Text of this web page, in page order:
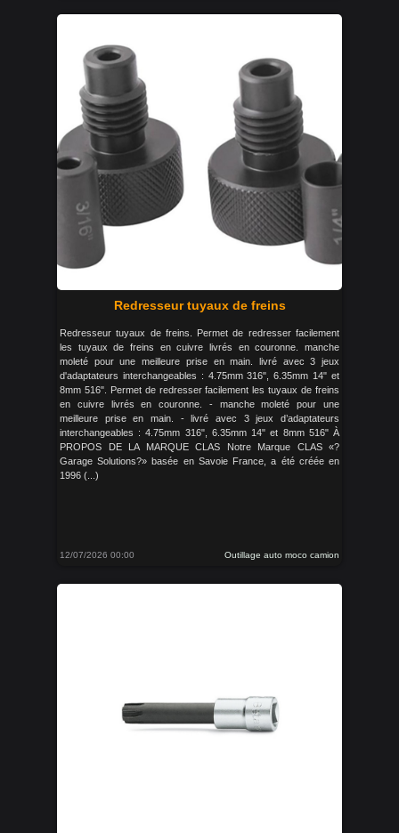
Redresseur tuyaux de freins
Redresseur tuyaux de freins. Permet de redresser facilement
les tuyaux de freins en cuivre livrés en couronne. manche
moleté pour une meilleure prise en main. livré avec 3 jeux
d'adaptateurs interchangeables : 4.75mm 316", 6.35mm 14" et
8mm 516". Permet de redresser facilement les tuyaux de freins
en cuivre livrés en couronne. - manche moleté pour une
meilleure prise en main. - livré avec 3 jeux d’adaptateurs
interchangeables : 4.75mm 316", 6.35mm 14" et 8mm 516" À
PROPOS DE LA MARQUE CLAS Notre Marque CLAS «?
Garage Solutions?» basée en Savoie France, a été créée en
1996 (...)
12/07/2026 00:00 Outillage auto moco camion